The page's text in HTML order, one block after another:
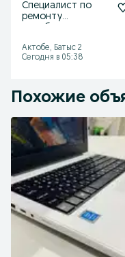
Специалист по
ремонту
Установка
Программ
Актобе, Батыс 2
Сегодня в 05:38
Похожие